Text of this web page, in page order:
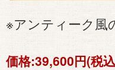
※アンティーク風
価格:39,600円(税